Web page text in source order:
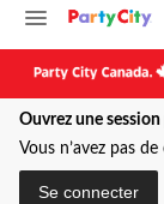
Ouvrez une
Vous n’avez pas
Se connecter